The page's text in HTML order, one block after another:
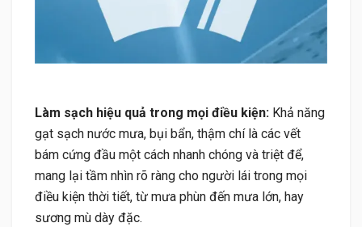
Làm sạch hiệu quả trong mọi điều kiện: Khả năng
gạt sạch nước mưa, bụi bẩn, thậm chí là các vết
bám cứng đầu một cách nhanh chóng và triệt để,
mang lại tầm nhìn rõ ràng cho người lái trong mọi
điều kiện thời tiết, từ mưa phùn đến mưa lớn, hay
sương mù dày đặc.